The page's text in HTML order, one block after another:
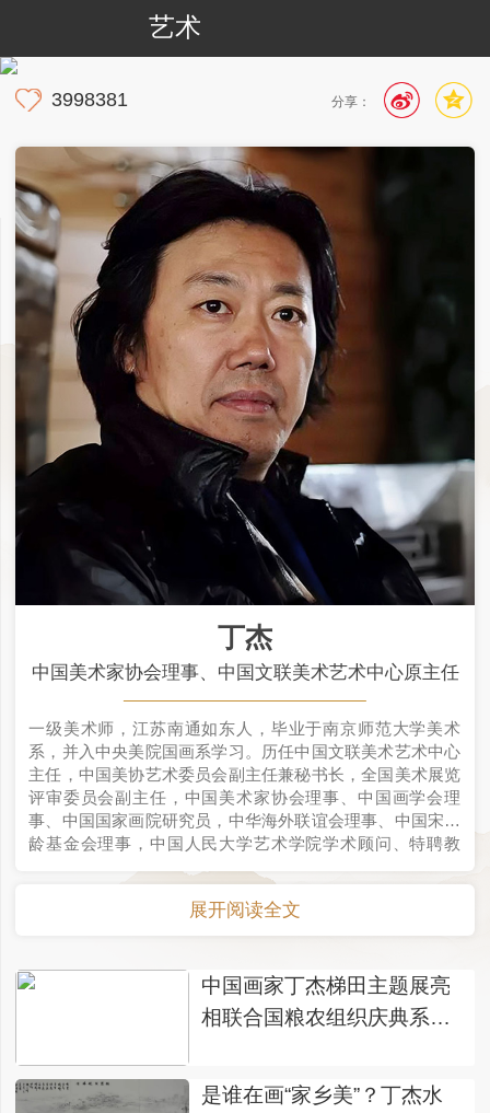
艺术
分享：
3998381
丁杰
中国美术家协会理事、中国文联美术艺术中心原主任
一级美术师，江苏南通如东人，毕业于南京师范大学美术
系，并入中央美院国画系学习。历任中国文联美术艺术中心
主任，中国美协艺术委员会副主任兼秘书长，全国美术展览
评审委员会副主任，中国美术家协会理事、中国画学会理
事、中国国家画院研究员，中华海外联谊会理事、中国宋庆
龄基金会理事，中国人民大学艺术学院学术顾问、特聘教
授、西安美术学院客座教授，南通大学艺术学院客座教授，
中国美术馆展览资格评审专家委员会委员，中国工笔画学会
顾问。中国爱国拥军书画院秘书长，人民中国书画院副院
长。1997年出席第十四届世界青年联欢节并荣获“杰出艺术
展开阅读全文
中国画家丁杰梯田主题展亮
相联合国粮农组织庆典系列
是谁在画“家乡美”？丁杰水